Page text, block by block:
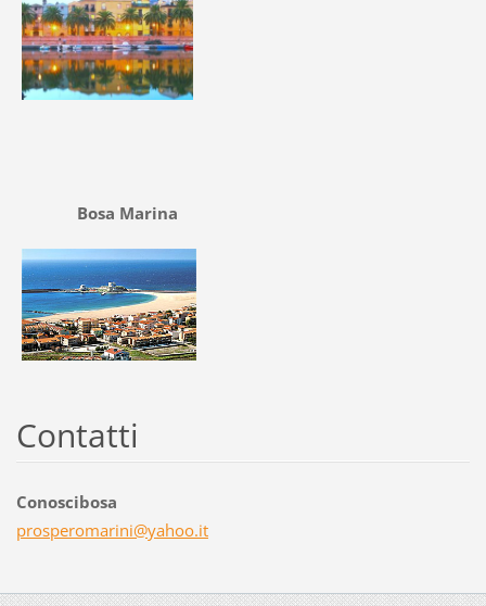
Bosa Marina
Contatti
Conoscibosa
prosperomarini@yahoo.it